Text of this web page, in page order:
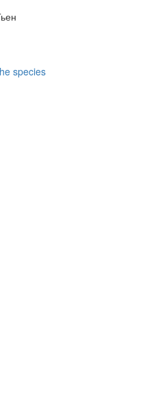
species